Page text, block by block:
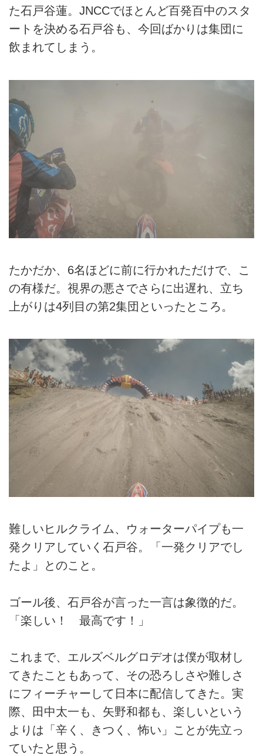
た石戸谷蓮。JNCCでほとんど百発百中のスタ
ートを決める石戸谷も、今回ばかりは集団に
飲まれてしまう。
たかだか、6名ほどに前に行かれただけで、こ
の有様だ。視界の悪さでさらに出遅れ、立ち
上がりは4列目の第2集団といったところ。
難しいヒルクライム、ウォーターパイプも一
発クリアしていく石戸谷。「一発クリアでし
たよ」とのこと。
ゴール後、石戸谷が言った一言は象徴的だ。
「楽しい！ 最高です！」
これまで、エルズベルグロデオは僕が取材し
てきたこともあって、その恐ろしさや難しさ
にフィーチャーして日本に配信してきた。実
際、田中太一も、矢野和都も、楽しいという
よりは「辛く、きつく、怖い」ことが先立っ
ていたと思う。